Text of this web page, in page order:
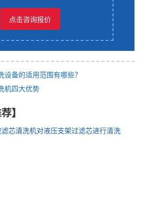
点击咨询报价
设备的适用范围有哪些？
机四大优势
】
芯清洗机对液压支架过滤芯进行清洗